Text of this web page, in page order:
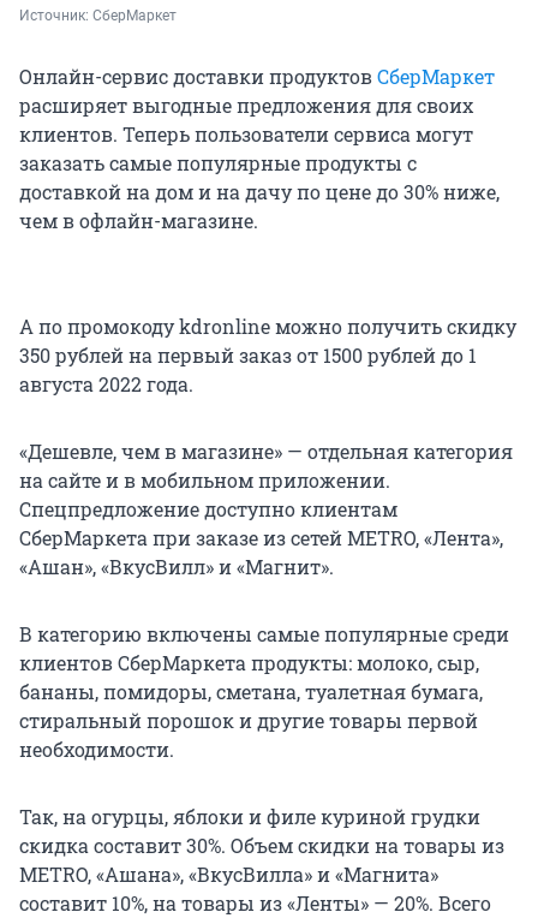
Источник: СберМаркет
Онлайн-сервис доставки продуктовСберМаркет
расширяет выгодные предложения для своих
клиентов. Теперь пользователи сервиса могут
заказать самые популярные продукты с
доставкой на дом и на дачу по цене до 30% ниже,
чем в офлайн-магазине.
А по промокоду kdronline можно получить скидку
350 рублей на первый заказ от 1500 рублей до 1
августа 2022 года.
«Дешевле, чем в магазине» — отдельная категория
на сайте и в мобильном приложении.
Спецпредложение доступно клиентам
СберМаркета при заказе из сетей METRO, «Лента»,
«Ашан», «ВкусВилл» и «Магнит».
В категорию включены самые популярные среди
клиентов СберМаркета продукты: молоко, сыр,
бананы, помидоры, сметана, туалетная бумага,
стиральный порошок и другие товары первой
необходимости.
Так, на огурцы, яблоки и филе куриной грудки
скидка составит 30%. Объем скидки на товары из
METRO, «Ашана», «ВкусВилла» и «Магнита»
составит 10%, на товары из «Ленты» — 20%. Всего